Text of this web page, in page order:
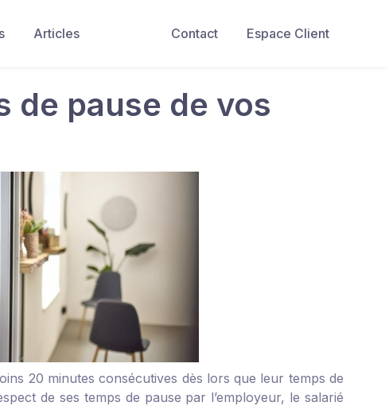
Contact
Espace Client
Articles
de pause de vos
20 minutes consécutives dès lors que leur temps de
de ses temps de pause par l’employeur, le salarié